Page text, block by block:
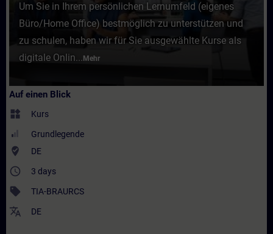
Um Sie in Ihrem persönlichen Lernumfeld (eigenes
Büro/Home Office) bestmöglich zu unterstützen und
zu schulen, haben wir für Sie ausgewählte Kurse als
digitale Onlin... Mehr
Auf einen Blick
widgets Kurs
Grundlegende
where_to_vote DE
access_time 3 days
sell TIA-BRAURCS
translate DE